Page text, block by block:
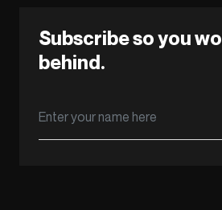
Subscribe so you
behind.